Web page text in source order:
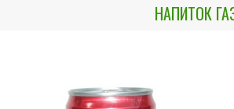
НАПИТОК